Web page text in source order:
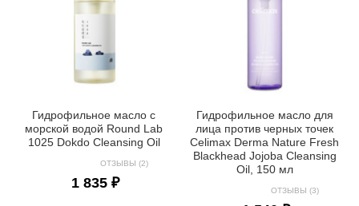
Гидрофильное масло с
морской водой Round Lab
1025 Dokdo Cleansing Oil
ОТЗЫВЫ (2)
1 835 ₽
Гидрофильное масло для
лица против черных точек
Celimax Derma Nature Fresh
Blackhead Jojoba Cleansing
Oil, 150 мл
ОТЗЫВЫ (3)